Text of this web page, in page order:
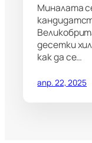
Миналата
десетки
как да се…
апр. 22, 2025